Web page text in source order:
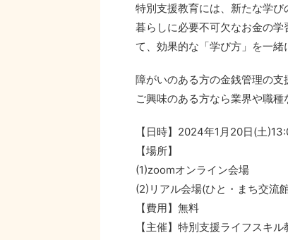
特別支援教育には、新たな学び
暮らしに必要不可欠なお金の
て、効果的な「学び方」を一緒
障がいのある方の金銭管理の
ご興味のある方なら業界や職種
【日時】2024年1月20日(土
【場所】
(1)zoomオンライン会場
(2)リアル会場(ひと・まち交流
【費用】無料
【主催】特別支援ライフスキ